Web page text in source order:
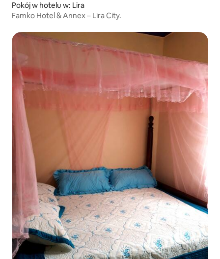
Pokój w hotelu w: Lira
Famko Hotel & Annex – Lira City.